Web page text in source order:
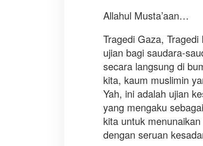
Allahul Musta’aan…
Tragedi Gaza,
ujian bagi saudara-
secara langsung di
kita, kaum muslimin
Yah, ini adalah ujian
yang mengaku
kita untuk
dengan seruan